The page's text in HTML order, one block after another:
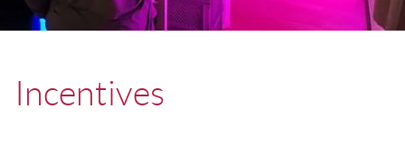
Incentives